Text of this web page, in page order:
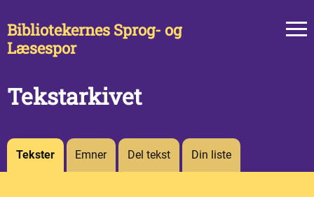
Bibliotekernes Sprog- og
Læsespor
Tekstarkivet
Tekster Emner Del tekst Din liste